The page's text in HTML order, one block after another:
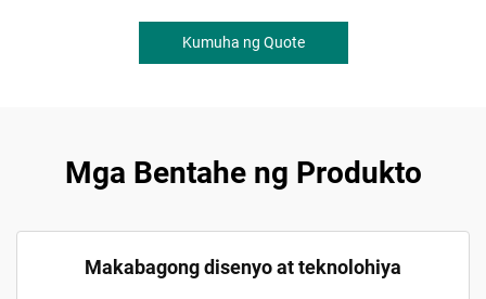
Kumuha ng Quote
Mga Bentahe ng Produkto
Makabagong disenyo at teknolohiya